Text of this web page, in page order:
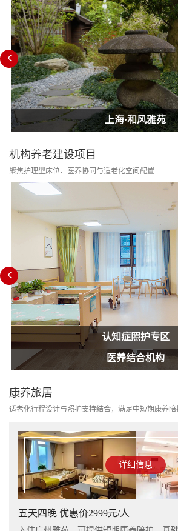
上海·和风雅苑
上海·和风雅苑
上海·和风雅苑
机构养老建设项目
聚焦护理型床位、医养协同与适老化空间配置
消防改造合规
护理型养老院建设
医养结合机构
认知症照护专区
康养旅居
适老化行程设计与照护支持结合，满足中短期康养陪
详细信息
五天四晚 优惠价2999元/人